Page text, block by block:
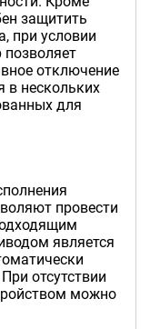
защитить
при условии
позволяет
отключение
в нескольких
для
провести
является
отсутствии
можно